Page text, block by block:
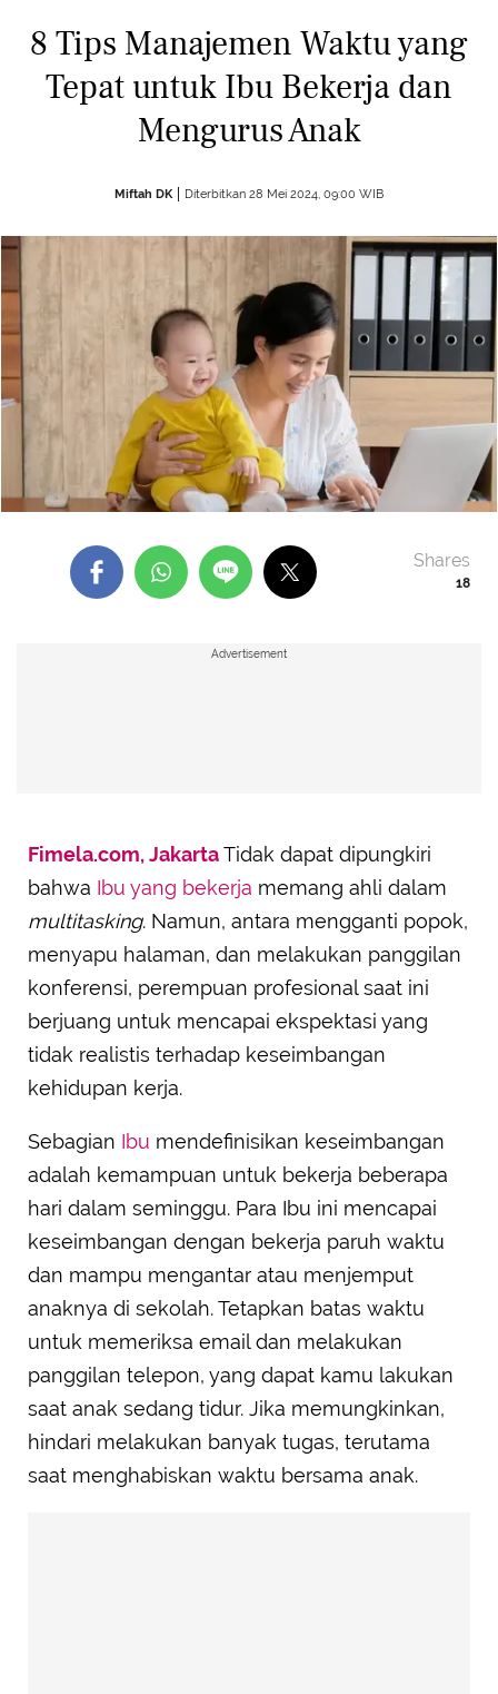
8 Tips Manajemen Waktu yang
Tepat untuk Ibu Bekerja dan
Mengurus Anak
Miftah DK Diterbitkan 28 Mei 2024, 09:00 WIB
18
Shares
Advertisement
Fimela.com, JakartaTidak dapat dipungkiri
bahwa Ibu yang bekerja memang ahli dalam
multitasking. Namun, antara mengganti popok,
menyapu halaman, dan melakukan panggilan
konferensi, perempuan profesional saat ini
berjuang untuk mencapai ekspektasi yang
tidak realistis terhadap keseimbangan
kehidupan kerja.
Sebagian Ibu mendefinisikan keseimbangan
adalah kemampuan untuk bekerja beberapa
hari dalam seminggu. Para Ibu ini mencapai
keseimbangan dengan bekerja paruh waktu
dan mampu mengantar atau menjemput
anaknya di sekolah. Tetapkan batas waktu
untuk memeriksa email dan melakukan
panggilan telepon, yang dapat kamu lakukan
saat anak sedang tidur. Jika memungkinkan,
hindari melakukan banyak tugas, terutama
saat menghabiskan waktu bersama anak.